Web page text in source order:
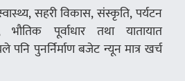
सहरी विकास, संस्कृति, पर्यटन
पूर्वाधार तथा यातायात
पनि पुनर्निर्माण बजेट न्यून मात्र खर्च